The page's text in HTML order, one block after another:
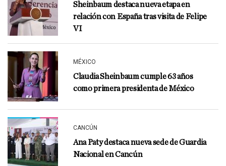
Sheinbaum destaca nueva etapa en
relación con España tras visita de Felipe
VI
MÉXICO
Claudia Sheinbaum cumple 63 años
como primera presidenta de México
CANCÚN
Ana Paty destaca nueva sede de Guardia
Nacional en Cancún